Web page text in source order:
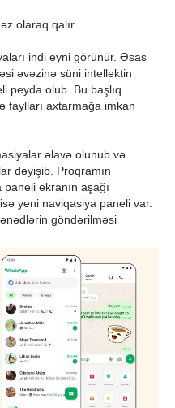
olaraq qalır.
indi eyni görünür. Əsas
əvəzinə süni intellektin
peyda olub. Bu başlıq
faylları axtarmağa imkan
əlavə olunub və
dəyişib. Proqramın
ekranın aşağı
yeni naviqasiya paneli var.
göndərilməsi